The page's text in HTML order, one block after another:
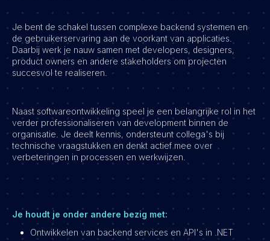
Je bent de schakel tussen complexe backend systemen en
de gebruikerservaring aan de voorkant van applicaties.
Daarbij werk je nauw samen met developers, designers,
product owners en andere stakeholders om projecten
succesvol te realiseren.
Naast softwareontwikkeling speel je een belangrijke rol in het
verder professionaliseren van development binnen de
organisatie. Je deelt kennis, ondersteunt collega's bij
technische vraagstukken en denkt actief mee over
verbeteringen in processen en werkwijzen.
Je houdt je onder andere bezig met:
Ontwikkelen van backend services en API's in .NET